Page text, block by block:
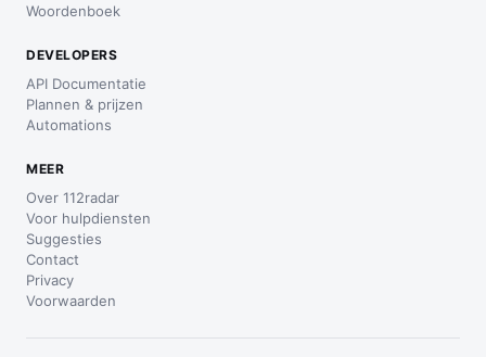
Woordenboek
DEVELOPERS
API Documentatie
Plannen & prijzen
Automations
MEER
Over 112radar
Voor hulpdiensten
Suggesties
Contact
Privacy
Voorwaarden